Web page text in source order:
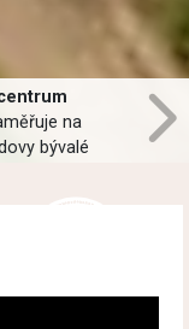
na
bývalé